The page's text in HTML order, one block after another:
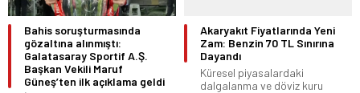
Bahis soruşturmasında
gözaltına alınmıştı:
Galatasaray Sportif A.Ş.
Başkan Vekili Maruf
Güneş’ten ilk açıklama geldi
Akaryakıt Fiyatlarında Yeni
Zam: Benzin 70 TL Sınırına
Dayandı
Küresel piyasalardaki
dalgalanma ve döviz kuru